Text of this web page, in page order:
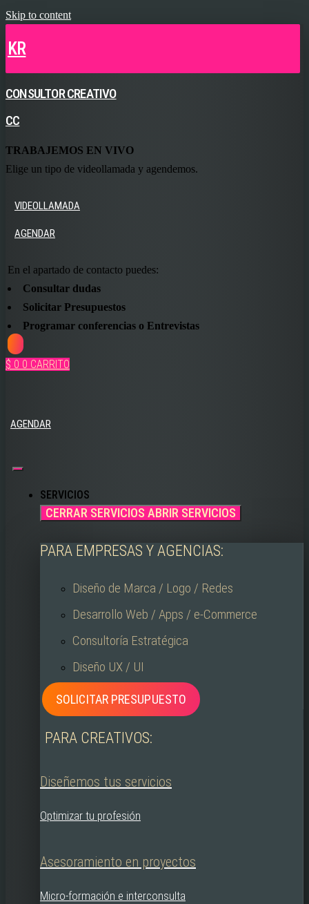
Skip to content
KR
CONSULTOR CREATIVO
CC
TRABAJEMOS EN VIVO
Elige un tipo de videollamada y agendemos.
VIDEOLLAMADA
AGENDAR
En el apartado de contacto puedes:
Consultar dudas
Solicitar Presupuestos
Programar conferencias o Entrevistas
$ 0 0 CARRITO
AGENDAR
SERVICIOS
CERRAR SERVICIOS ABRIR SERVICIOS
PARA EMPRESAS Y AGENCIAS:
Diseño de Marca / Logo / Redes
Desarrollo Web / Apps / e-Commerce
Consultoría Estratégica
Diseño UX / UI
SOLICITAR PRESUPUESTO
PARA CREATIVOS:
Diseñemos tus servicios
Optimizar tu profesión
Asesoramiento en proyectos
Micro-formación e interconsulta